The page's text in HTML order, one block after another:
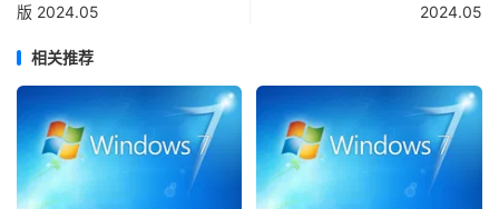
版 2024.05
2024.05
相关推荐